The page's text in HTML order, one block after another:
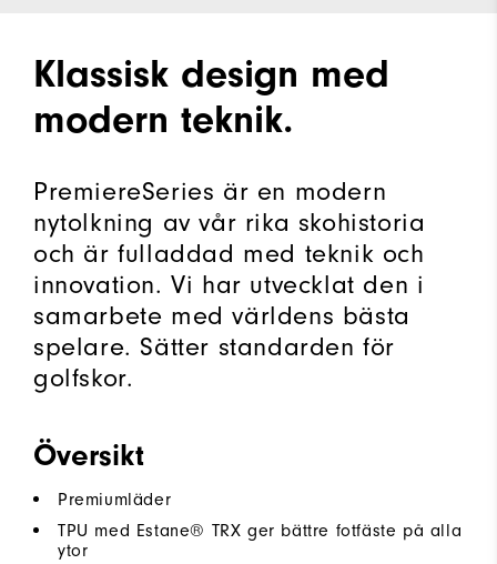
Klassisk design med
modern teknik.
PremiereSeries är en modern
nytolkning av vår rika skohistoria
och är fulladdad med teknik och
innovation. Vi har utvecklat den i
samarbete med världens bästa
spelare. Sätter standarden för
golfskor.
Översikt
Premiumläder
TPU med Estane® TRX ger bättre fotfäste på alla
ytor